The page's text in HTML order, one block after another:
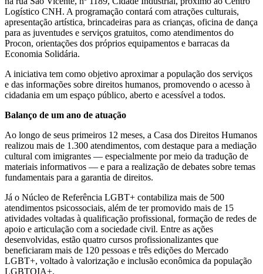
Logístico CNH. A programação contará com atrações culturais,
apresentação artística, brincadeiras para as crianças, oficina de dança
para as juventudes e serviços gratuitos, como atendimentos do
Procon, orientações dos próprios equipamentos e barracas da
Economia Solidária.
A iniciativa tem como objetivo aproximar a população dos serviços
e das informações sobre direitos humanos, promovendo o acesso à
cidadania em um espaço público, aberto e acessível a todos.
Balanço de um ano de atuação
Ao longo de seus primeiros 12 meses, a Casa dos Direitos Humanos
realizou mais de 1.300 atendimentos, com destaque para a mediação
cultural com imigrantes — especialmente por meio da tradução de
materiais informativos — e para a realização de debates sobre temas
fundamentais para a garantia de direitos.
Já o Núcleo de Referência LGBT+ contabiliza mais de 500
atendimentos psicossociais, além de ter promovido mais de 15
atividades voltadas à qualificação profissional, formação de redes de
apoio e articulação com a sociedade civil. Entre as ações
desenvolvidas, estão quatro cursos profissionalizantes que
beneficiaram mais de 120 pessoas e três edições do Mercado
LGBT+, voltado à valorização e inclusão econômica da população
LGBTQIA+.